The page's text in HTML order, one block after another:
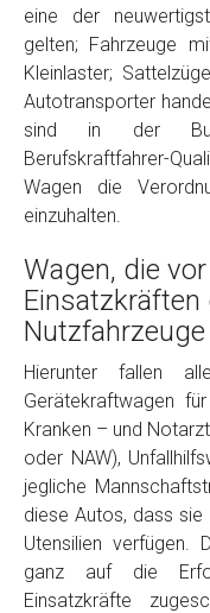
Foto Nr. 3
Sonstiges
Fertig
Wie viel ist 10+2 ?
eine der
gelten; Fahrzeuge
Kleinlaster;
Autotransporter
sind in der
Berufskraftfahrer-
Wagen die
einzuhalten.
Wagen, die
Einsatzkräften
Hierunter fallen
Gerätekraftwagen
Kranken – und
oder NAW),
jegliche
diese Autos, dass
Utensilien verfügen.
ganz auf die
Einsatzkräfte